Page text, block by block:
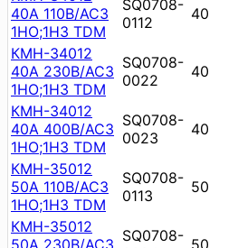
40А 110В/АС3
1НО;1НЗ TDM
SQ0708-
0112
40
КМН-34012
40А 230В/АС3
1НО;1НЗ TDM
SQ0708-
0022
40
КМН-34012
40А 400В/АС3
1НО;1НЗ TDM
SQ0708-
0023
40
КМН-35012
50А 110В/АС3
1НО;1НЗ TDM
SQ0708-
0113
50
КМН-35012
SQ0708-